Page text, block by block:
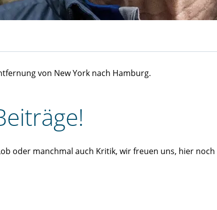
von New York nach Hamburg.
oder manchmal auch Kritik, wir freuen uns, hier